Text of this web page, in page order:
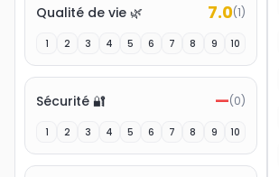
Qualité de vie 🌿 7.0(1)
1 2 3 4 5 6 7 8 9 10
Sécurité 🔐 —(0)
1 2 3 4 5 6 7 8 9 10